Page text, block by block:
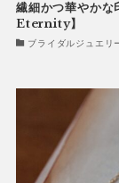
繊細かつ華やか
Eternity】
ブライダルジュエ